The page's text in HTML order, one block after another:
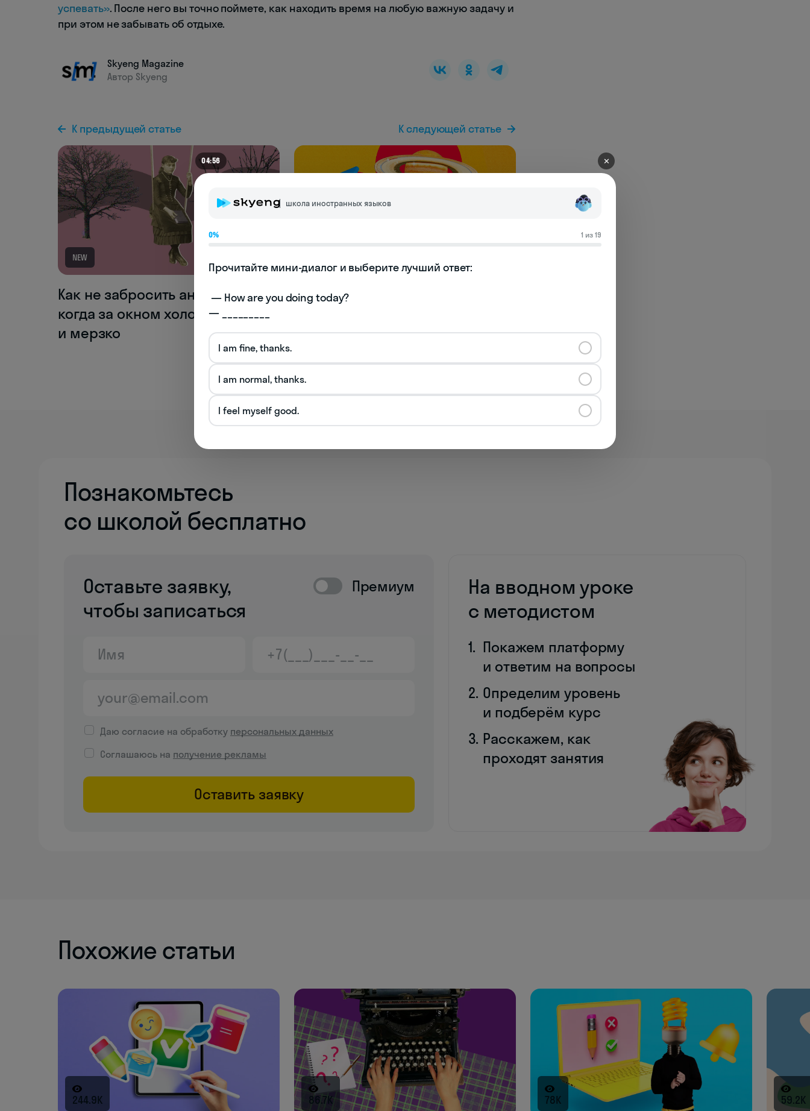
успевать». После него вы точно поймете, как находить время на любую важную задачу и
при этом не забывать об отдыхе.
Skyeng Magazine
Автор Skyeng
К предыдущей статье
NEW
Как не забросить английский,
когда за окном холодно
и мерзко
К следующей статье
«Никогда не знаешь, чего ждать
из Ростова-на-Дону сделал
Познакомьтесь
со школой бесплатно
Премиум
Оставьте заявку,
чтобы записаться
Даю согласие на обработку персональных данных
Соглашаюсь на получение рекламы
Оставить заявку
На вводном уроке
с методистом
Покажем платформу
и ответим на вопросы
Определим уровень
и подберём курс
Расскажем, как
проходят занятия
Похожие статьи
244.9K 86.7K 78K 59.2K
Skyeng Chat
online
04:56 ✕
школа иностранных языков
0% 1 из 19
Прочитайте мини-диалог и выберите лучший ответ:
— _________
I am fine, thanks.
I am normal, thanks.
I feel myself good.